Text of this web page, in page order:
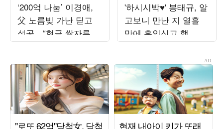
‘200억 나눔’ 이경애,
父 노름빚 가난 딛고
성공…“현금 쌀자루에
넣어 베고 자” (‘백만장
'하시시박♥' 봉태규, 알
고보니 만난 지 열흘
만에 혼인신고 했
다…"첫사랑과 결혼"